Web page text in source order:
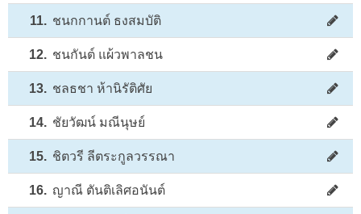
11. ชนกกานต์ ธงสมบัติ
12. ชนกันต์ แผ้วพาลชน
13. ชลธชา ห้านิรัติศัย
14. ชัยวัฒน์ มณีนุษย์
15. ชิตวรี ลีตระกูลวรรณา
16. ญาณี ตันติเลิศอนันต์